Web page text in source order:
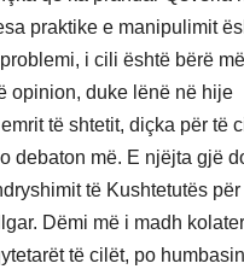
praktike e manipulimit
i cili është bërë
opinion, duke lënë në hije
të shtetit, diçka për të
debaton më. E njëjta gjë
të Kushtetutës
Dëmi më i madh
të cilët, po